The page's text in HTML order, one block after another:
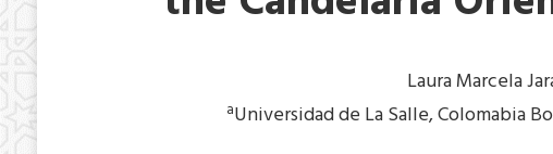
Laura Marcela
aUniversidad de La Salle, Colomabia